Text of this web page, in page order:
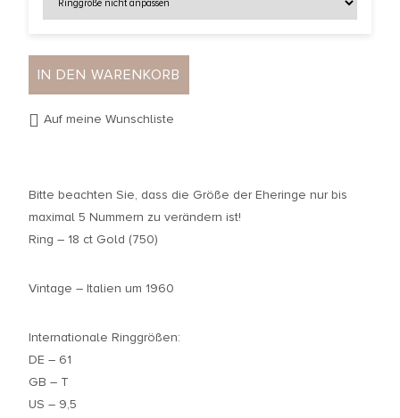
IN DEN WARENKORB
Auf meine Wunschliste
Bitte beachten Sie, dass die Größe der Eheringe nur bis
maximal 5 Nummern zu verändern ist!
Ring – 18 ct Gold (750)
Vintage – Italien um 1960
Internationale Ringgrößen:
DE – 61
GB – T
US – 9,5